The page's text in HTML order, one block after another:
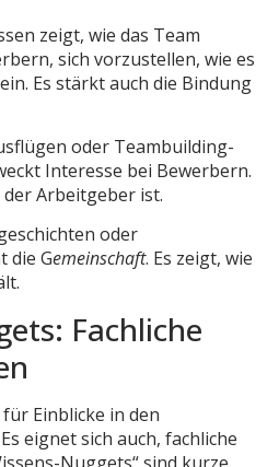
zeigt, wie das Team
sich vorzustellen, wie es
Es stärkt auch die Bindung
oder Teambuilding-
Interesse bei Bewerbern.
Arbeitgeber ist.
oder
die Gemeinschaft. Es zeigt, wie
Fachliche
Einblicke in den
eignet sich auch, fachliche